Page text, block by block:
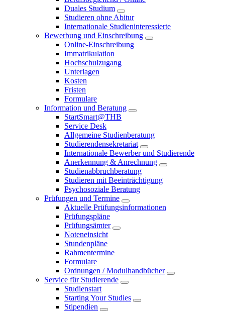
Duales Studium
Studieren ohne Abitur
Internationale Studieninteressierte
Bewerbung und Einschreibung
Online-Einschreibung
Immatrikulation
Hochschulzugang
Unterlagen
Kosten
Fristen
Formulare
Information und Beratung
StartSmart@THB
Service Desk
Allgemeine Studienberatung
Studierendensekretariat
Internationale Bewerber und Studierende
Anerkennung & Anrechnung
Studienabbruchberatung
Studieren mit Beeinträchtigung
Psychosoziale Beratung
Prüfungen und Termine
Aktuelle Prüfungsinformationen
Prüfungspläne
Prüfungsämter
Noteneinsicht
Stundenpläne
Rahmentermine
Formulare
Ordnungen / Modulhandbücher
Service für Studierende
Studienstart
Starting Your Studies
Stipendien